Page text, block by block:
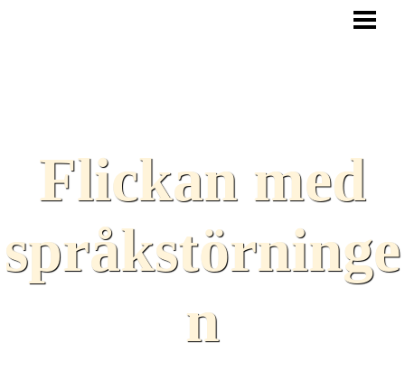
HJÄLPMEDEL
LÄNKAR
Flickan med
språkstörninge
n